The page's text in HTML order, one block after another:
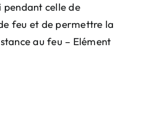
pendant celle de
feu et de permettre la
au feu – Elément